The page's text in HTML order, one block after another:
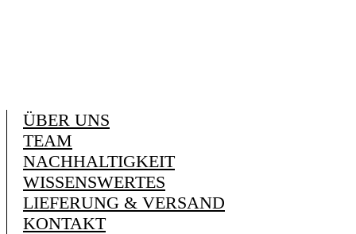
ÜBER UNS
TEAM
NACHHALTIGKEIT
WISSENSWERTES
LIEFERUNG & VERSAND
KONTAKT